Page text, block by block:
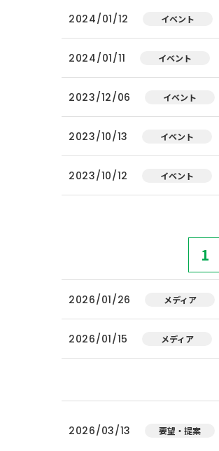
2024/01/12 イベント
2024/01/11 イベント
2023/12/06 イベント
2023/10/13 イベント
2023/10/12 イベント
1
2026/01/26 メディア
2026/01/15 メディア
2026/03/13 要望・提案